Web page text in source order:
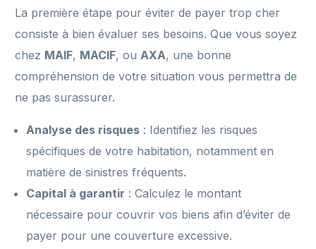
La première étape pour éviter de payer trop cher
consiste à bien évaluer ses besoins. Que vous soyez
chez MAIF, MACIF, ouAXA, une bonne
compréhension de votre situation vous permettra de
ne pas surassurer.
Analyse des risques : Identifiez les risques
spécifiques de votre habitation, notamment en
matière de sinistres fréquents.
Capital à garantir : Calculez le montant
nécessaire pour couvrir vos biens afin d’éviter de
payer pour une couverture excessive.